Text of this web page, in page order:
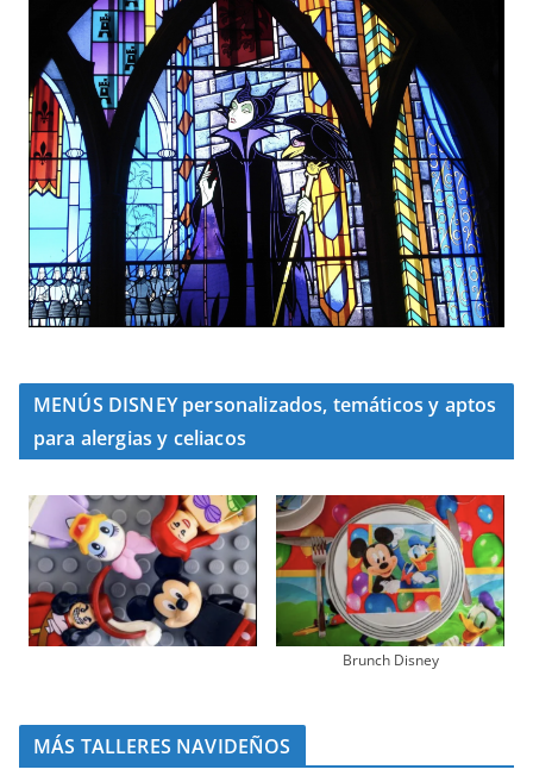
MENÚS DISNEY personalizados, temáticos y aptos
para alergias y celiacos
Brunch Disney
MÁS TALLERES NAVIDEÑOS